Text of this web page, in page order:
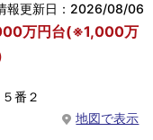
報更新日：2026/08/06
万円台(※1,000万
番２
地図で表示